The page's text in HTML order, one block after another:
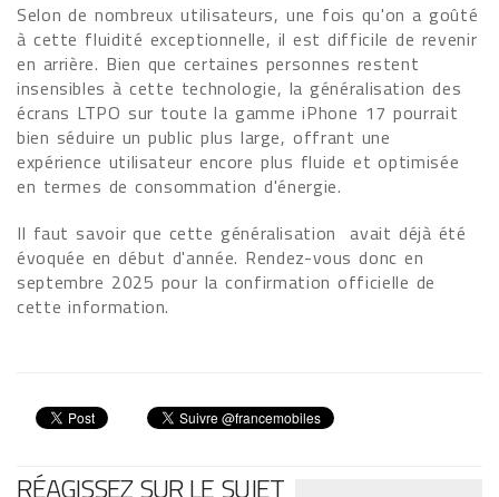
Selon de nombreux utilisateurs, une fois qu'on a goûté
à cette fluidité exceptionnelle, il est difficile de revenir
en arrière. Bien que certaines personnes restent
insensibles à cette technologie, la généralisation des
écrans LTPO sur toute la gamme iPhone 17 pourrait
bien séduire un public plus large, offrant une
expérience utilisateur encore plus fluide et optimisée
en termes de consommation d'énergie.
Il faut savoir que cette généralisation avait déjà été
évoquée en début d'année. Rendez-vous donc en
septembre 2025 pour la confirmation officielle de
cette information.
RÉAGISSEZ SUR LE SUJET